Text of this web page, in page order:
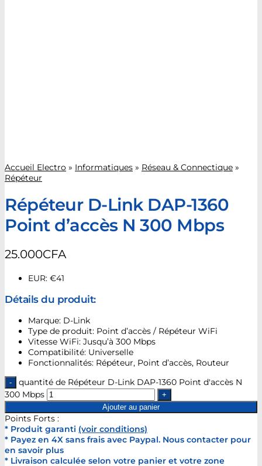
Accueil Electro » Informatiques » Réseau & Connectique »
Répéteur
Répéteur D-Link DAP-1360
Point d’accès N 300 Mbps
25.000CFA
EUR: €41
Détails du produit:
Marque: D-Link
Type de produit: Point d’accès / Répéteur WiFi
Vitesse WiFi: Jusqu’à 300 Mbps
Compatibilité: Universelle
Fonctionnalités: Répéteur, Point d’accès, Routeur
quantité de Répéteur D-Link DAP-1360 Point d'accès N
300 Mbps
Ajouter au panier
Points Forts :
* Produit garanti (voir conditions)
* Payez en 4X sans frais avec Paypal. Nous contacter pour
en savoir plus
* Livraison calculée selon votre panier et votre zone